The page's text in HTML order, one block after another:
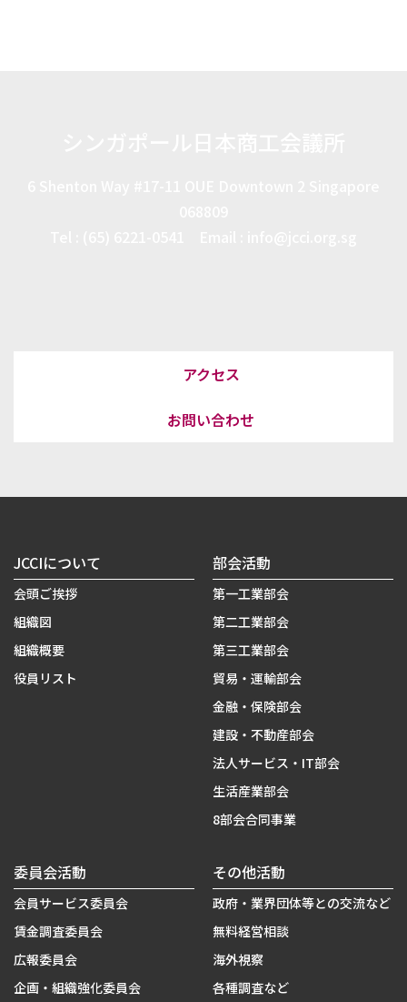
アクセス
お問い合わせ
JCCIについて
会頭ご挨拶
組織図
組織概要
役員リスト
部会活動
第一工業部会
第二工業部会
第三工業部会
貿易・運輸部会
金融・保険部会
建設・不動産部会
法人サービス・IT部会
生活産業部会
8部会合同事業
委員会活動
会員サービス委員会
賃金調査委員会
広報委員会
企画・組織強化委員会
その他活動
政府・業界団体等との交流など
無料経営相談
海外視察
各種調査など